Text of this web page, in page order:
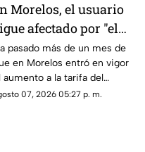
Morelos, el usuario
afectado por "el
pasado más de un mes de
en Morelos entró en vigor
aumento a la tarifa del
público. Un mes,
07, 2026 05:27 p. m.